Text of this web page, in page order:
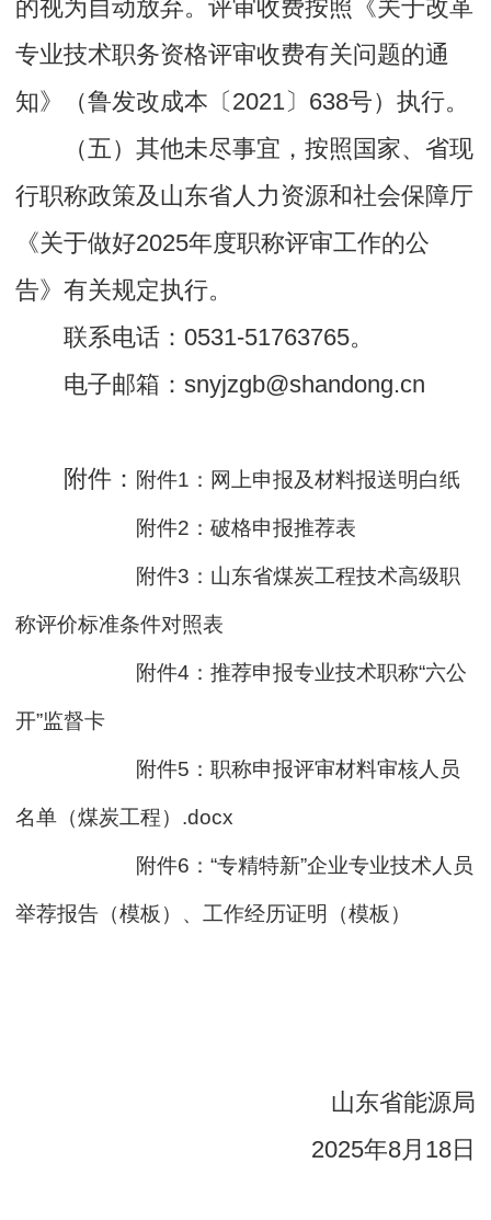
的视为自动放弃。评审收费按照《关于改革
专业技术职务资格评审收费有关问题的通
知》（鲁发改成本〔2021〕638号）执行。
（五）其他未尽事宜，按照国家、省现
行职称政策及山东省人力资源和社会保障厅
《关于做好2025年度职称评审工作的公
告》有关规定执行。
联系电话：0531-51763765。
电子邮箱：snyjzgb@shandong.cn
附件： 附件1：网上申报及材料报送明白纸
附件2：破格申报推荐表
附件3：山东省煤炭工程技术高级职
称评价标准条件对照表
附件4：推荐申报专业技术职称“六公
开”监督卡
附件5：职称申报评审材料审核人员
名单（煤炭工程）.docx
附件6：“专精特新”企业专业技术人员
举荐报告（模板）、工作经历证明（模板）
山东省能源局
2025年8月18日